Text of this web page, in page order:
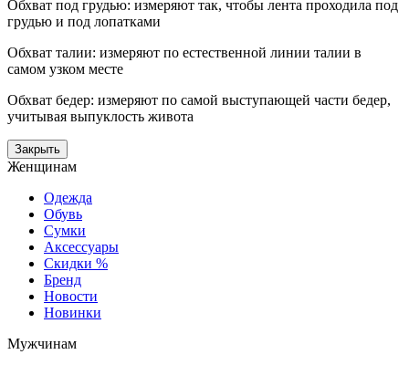
Обхват под грудью: измеряют так, чтобы лента проходила под
грудью и под лопатками
Обхват талии: измеряют по естественной линии талии в
самом узком месте
Обхват бедер: измеряют по самой выступающей части бедер,
учитывая выпуклость живота
Закрыть
Женщинам
Одежда
Обувь
Сумки
Аксессуары
Скидки %
Бренд
Новости
Новинки
Мужчинам